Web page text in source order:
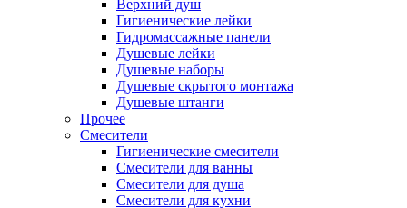
Верхний душ
Гигиенические лейки
Гидромассажные панели
Душевые лейки
Душевые наборы
Душевые скрытого монтажа
Душевые штанги
Прочее
Смесители
Гигиенические смесители
Смесители для ванны
Смесители для душа
Смесители для кухни